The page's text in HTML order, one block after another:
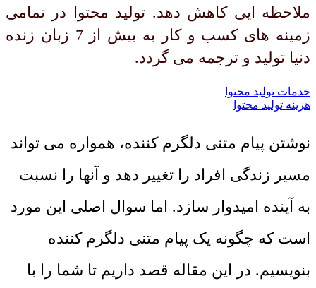
ملاحظه ایی کاهش دهد. تولید محتوا در تمامی
زمینه های کسب و کار به بیش از 7 زبان زنده
دنیا تولید و ترجمه می گردد.
خدمات تولید محتوا
هزینه تولید محتوا
نوشتن پیام متنی دلگرم کننده، همواره می تواند
مسیر زندگی افراد را تغییر دهد و آنها را نسبت
به آینده امیدوار سازد. اما سوال اصلی این مورد
است که چگونه یک پیام متنی دلگرم کننده
بنویسیم. در این مقاله قصد داریم تا شما را با